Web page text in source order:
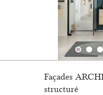
Façades
structuré